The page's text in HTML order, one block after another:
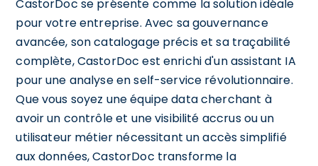
CastorDoc se présente comme la solution idéale
pour votre entreprise. Avec sa gouvernance
avancée, son catalogage précis et sa traçabilité
complète, CastorDoc est enrichi d'un assistant IA
pour une analyse en self-service révolutionnaire.
Que vous soyez une équipe data cherchant à
avoir un contrôle et une visibilité accrus ou un
utilisateur métier nécessitant un accès simplifié
aux données, CastorDoc transforme la